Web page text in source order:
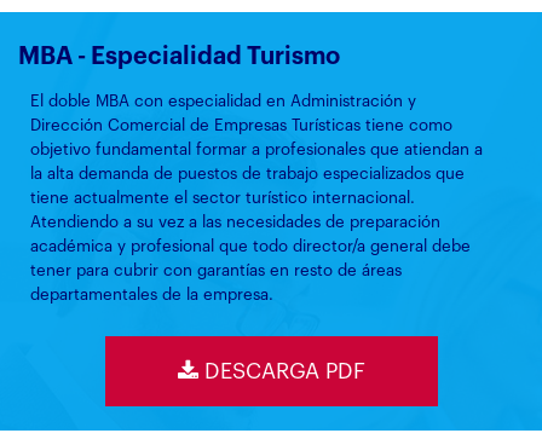
MBA - Especialidad Turismo
El doble MBA con especialidad en Administración y
Dirección Comercial de Empresas Turísticas tiene como
objetivo fundamental formar a profesionales que atiendan a
la alta demanda de puestos de trabajo especializados que
tiene actualmente el sector turístico internacional.
Atendiendo a su vez a las necesidades de preparación
académica y profesional que todo director/a general debe
tener para cubrir con garantías en resto de áreas
departamentales de la empresa.
DESCARGA PDF